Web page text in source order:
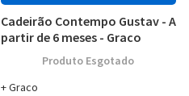
Cadeirão Contempo Gustav - A
partir de 6 meses - Graco
Esgotado
Graco